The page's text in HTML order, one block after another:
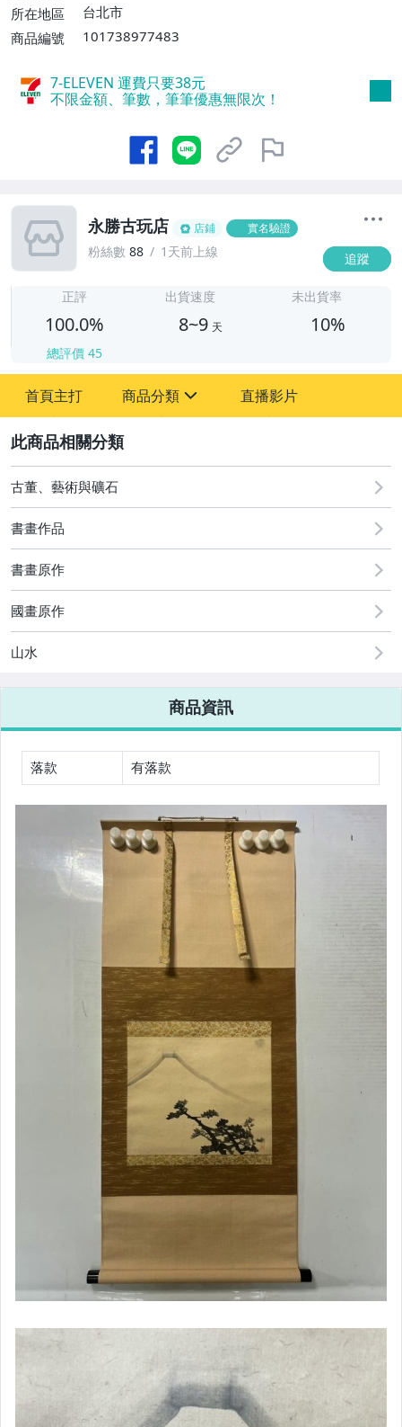
所在地區
台北市
商品編號
101738977483
7-ELEVEN 運費只要38元
不限金額、筆數，筆筆優惠無限次！
永勝古玩店 店鋪 實名驗證
粉絲數 88 1天前上線 追蹤
正評
100.0%
總評價 45
出貨速度
8~9 天
未出貨率
10%
首頁主打 商品分類
其它
直播影片
古董、藝術與礦石
書畫作品
書畫原作
國畫原作
山水
商品資訊
落款 有落款